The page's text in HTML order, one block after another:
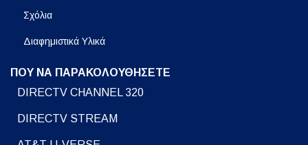
Σχόλια
Διαφημιστικά Υλικά
ΠΟΥ ΝΑ ΠΑΡΑΚΟΛΟΥΘΗΣΕΤΕ
DIRECTV CHANNEL 320
DIRECTV STREAM